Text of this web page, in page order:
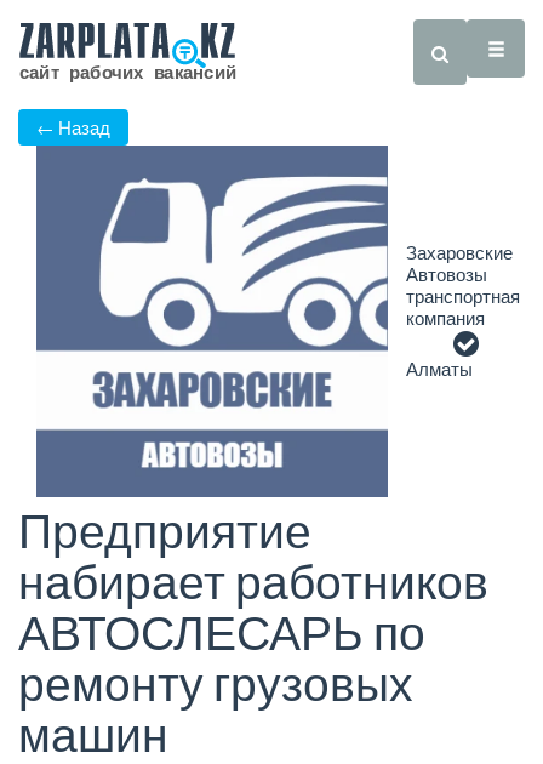
← Назад
Захаровские
Автовозы
транспортная
компания
Алматы
Предприятие
набирает работников
АВТОСЛЕСАРЬ по
ремонту грузовых
машин